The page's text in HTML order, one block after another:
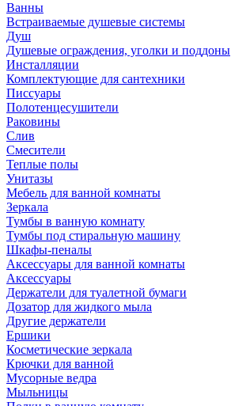
Ванны
Встраиваемые душевые системы
Душ
Душевые ограждения, уголки и поддоны
Инсталляции
Комплектующие для сантехники
Писсуары
Полотенцесушители
Раковины
Слив
Смесители
Теплые полы
Унитазы
Мебель для ванной комнаты
Зеркала
Тумбы в ванную комнату
Тумбы под стиральную машину
Шкафы-пеналы
Аксессуары для ванной комнаты
Аксессуары
Держатели для туалетной бумаги
Дозатор для жидкого мыла
Другие держатели
Ершики
Косметические зеркала
Крючки для ванной
Мусорные ведра
Мыльницы